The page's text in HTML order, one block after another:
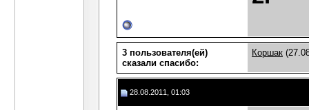
3 пользователя(ей)
сказали cпасибо:
Коршак
28.08.2011, 01:03